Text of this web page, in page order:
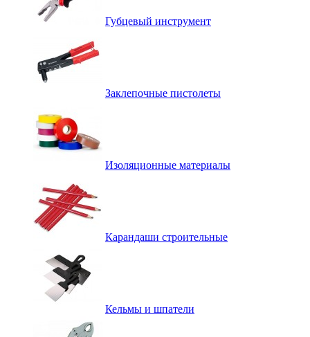
Губцевый инструмент
Заклепочные пистолеты
Изоляционные материалы
Карандаши строительные
Кельмы и шпатели